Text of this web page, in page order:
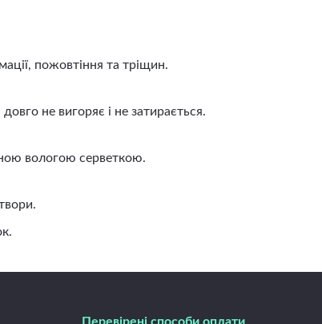
пожовтіння та тріщин.
не вигоряє і не затирається.
вологою серветкою.